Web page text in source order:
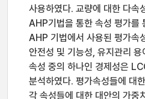
사용하였다. 교량에 대한 다속
AHP기법을 통한 속성 평가를
AHP 기법에서 사용된 평가속
안전성 및 기능성, 유지관리
속성 중의 하나인 경제성은
분석하였다. 평가속성들에 대
각 속성들에 대한 대안의 가중